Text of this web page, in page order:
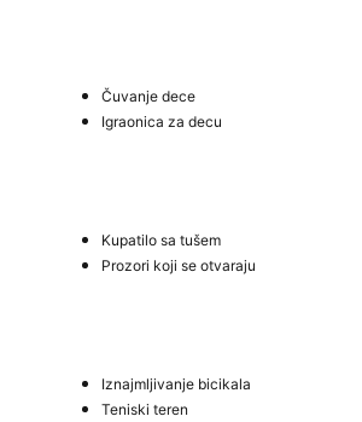
Čuvanje dece
Igraonica za decu
Kupatilo sa tušem
Prozori koji se otvaraju
Iznajmljivanje bicikala
Teniski teren